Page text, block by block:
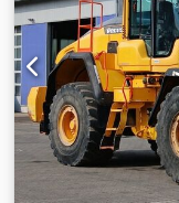
fullständig. All form
uteslutet.
kan inte uteslutas.
köp som håller på
dess faktiska skick.